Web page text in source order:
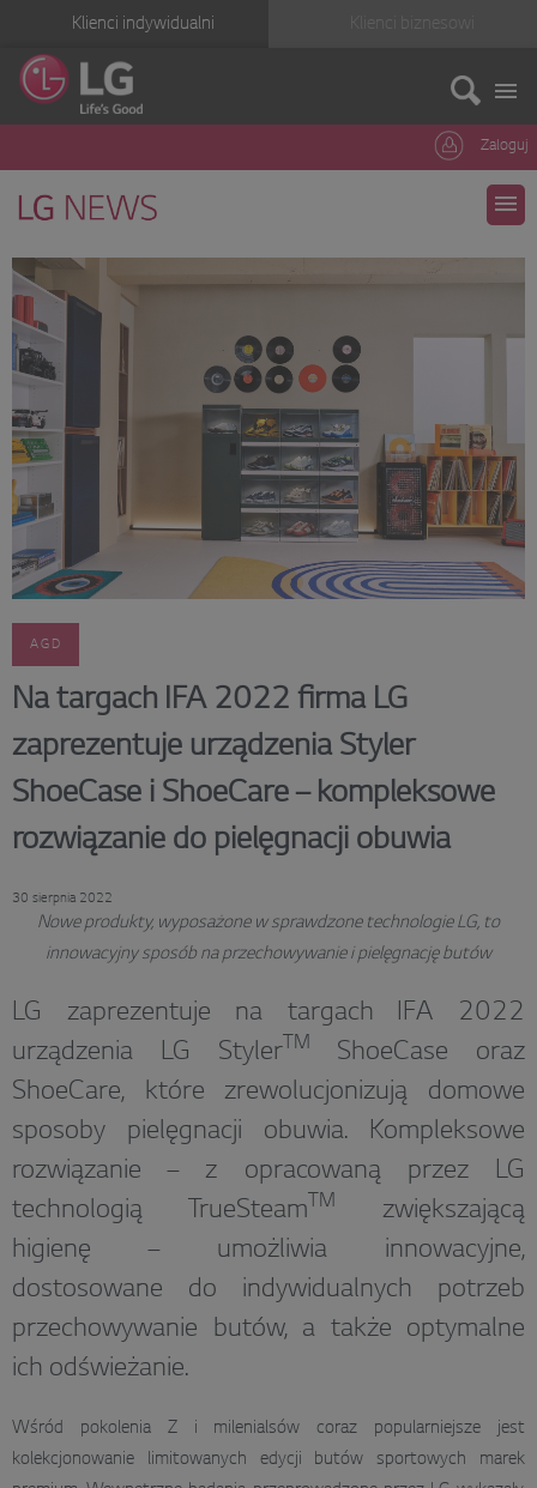
Klienci indywidualni
Zaloguj
AGD
Na targach IFA 2022 firma LG
zaprezentuje urządzenia Styler
ShoeCase i ShoeCare – kompleksowe
rozwiązanie do pielęgnacji obuwia
30 sierpnia 2022
Nowe produkty, wyposażone w sprawdzone technologie LG, to
innowacyjny sposób na przechowywanie i pielęgnację butów
LG zaprezentuje na targach IFA 2022
urządzenia LG StylerTM
ShoeCase oraz
ShoeCare, które zrewolucjonizują domowe
sposoby pielęgnacji obuwia. Kompleksowe
rozwiązanie – z opracowaną przez LG
technologią TrueSteam TM
zwiększającą
higienę – umożliwia innowacyjne,
dostosowane do indywidualnych potrzeb
przechowywanie butów, a także optymalne
ich odświeżanie.
Wśród pokolenia Z i milenialsów coraz popularniejsze jest
kolekcjonowanie limitowanych edycji butów sportowych marek